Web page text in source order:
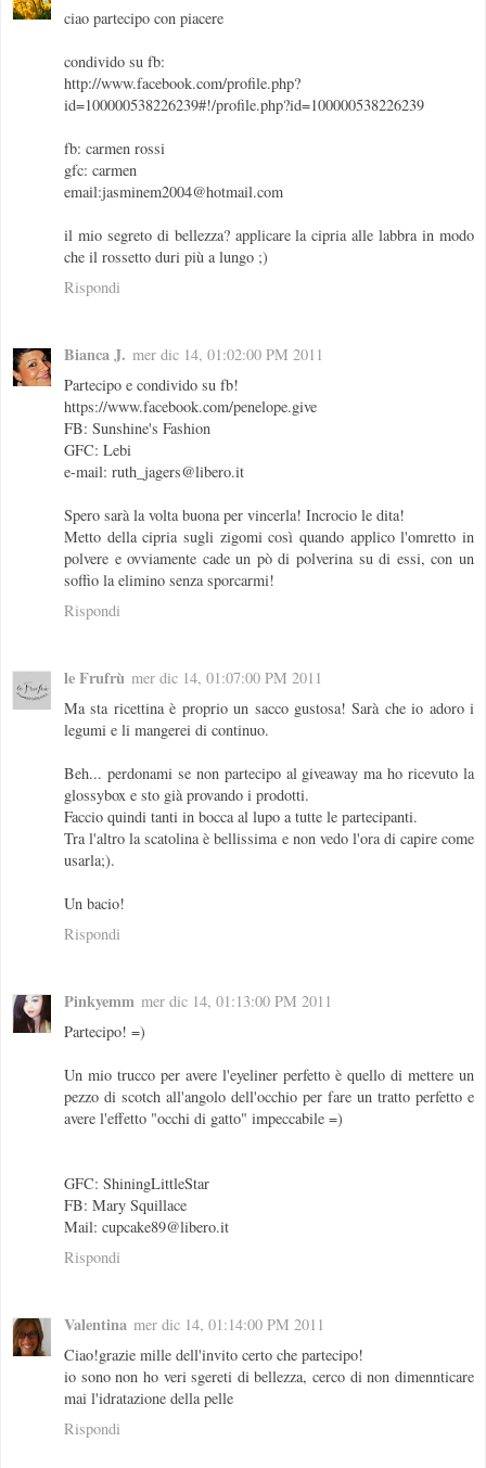
ciao partecipo con piacere
condivido su fb:
http://www.facebook.com/profile.php?
id=100000538226239#!/profile.php?id=100000538226239
fb: carmen rossi
gfc: carmen
email:jasminem2004@hotmail.com
il mio segreto di bellezza? applicare la cipria alle labbra in modo
che il rossetto duri più a lungo ;)
Rispondi
Bianca J. mer dic 14, 01:02:00 PM 2011
Partecipo e condivido su fb!
https://www.facebook.com/penelope.give
FB: Sunshine's Fashion
GFC: Lebi
e-mail: ruth_jagers@libero.it
Spero sarà la volta buona per vincerla! Incrocio le dita!
Metto della cipria sugli zigomi così quando applico l'omretto in
polvere e ovviamente cade un pò di polverina su di essi, con un
soffio la elimino senza sporcarmi!
Rispondi
le Frufrù mer dic 14, 01:07:00 PM 2011
Ma sta ricettina è proprio un sacco gustosa! Sarà che io adoro i
legumi e li mangerei di continuo.
Beh... perdonami se non partecipo al giveaway ma ho ricevuto la
glossybox e sto già provando i prodotti.
Faccio quindi tanti in bocca al lupo a tutte le partecipanti.
Tra l'altro la scatolina è bellissima e non vedo l'ora di capire come
usarla;).
Un bacio!
Rispondi
Pinkyemm mer dic 14, 01:13:00 PM 2011
Partecipo! =)
Un mio trucco per avere l'eyeliner perfetto è quello di mettere un
pezzo di scotch all'angolo dell'occhio per fare un tratto perfetto e
avere l'effetto "occhi di gatto" impeccabile =)
GFC: ShiningLittleStar
FB: Mary Squillace
Mail: cupcake89@libero.it
Rispondi
Valentina mer dic 14, 01:14:00 PM 2011
Ciao!grazie mille dell'invito certo che partecipo!
io sono non ho veri sgereti di bellezza, cerco di non dimennticare
mai l'idratazione della pelle
Rispondi